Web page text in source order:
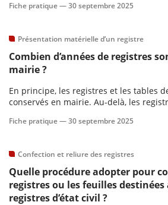
Fiche pratique —30 septembre 2025
Présentation matérielle d’un registre
Combien d’années de registres
mairie ?
En principe, les registres et les tables
conservés en mairie. Au-delà, les
communes de plus de 2 000 habitants
Fiche pratique —30 septembre 2025
Confection et reliure des registres
Quelle procédure adopter pour
registres ou les feuilles
registres d’état civil ?